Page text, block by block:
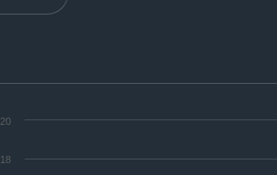
18
20